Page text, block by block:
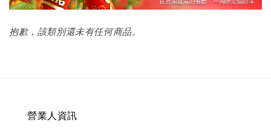
抱歉，該類別還未有任何商品。
營業人資訊